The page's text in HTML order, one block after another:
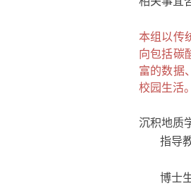
本组以传
向包括碳
富的数据
校园生活
沉积地质
指导
博士